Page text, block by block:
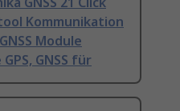
Kommunikation
Module
GNSS für